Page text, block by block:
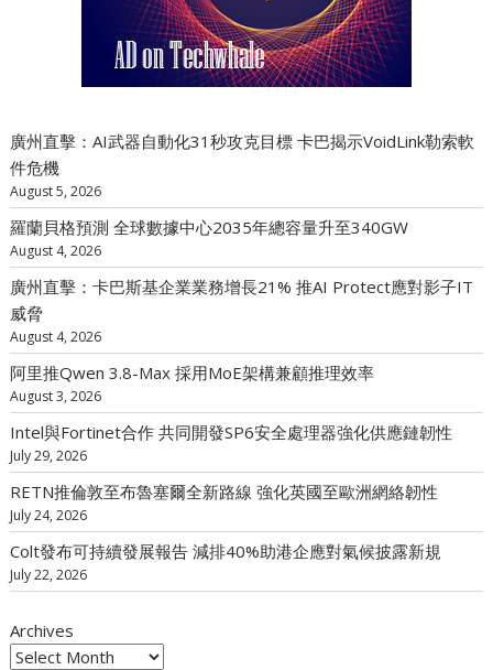
廣州直擊：AI武器自動化31秒攻克目標 卡巴揭示VoidLink勒索軟
件危機
August 5, 2026
羅蘭貝格預測 全球數據中心2035年總容量升至340GW
August 4, 2026
廣州直擊：卡巴斯基企業業務增長21% 推AI Protect應對影子IT
威脅
August 4, 2026
阿里推Qwen 3.8-Max 採用MoE架構兼顧推理效率
August 3, 2026
Intel與Fortinet合作 共同開發SP6安全處理器強化供應鏈韌性
July 29, 2026
RETN推倫敦至布魯塞爾全新路線 強化英國至歐洲網絡韌性
July 24, 2026
Colt發布可持續發展報告 減排40%助港企應對氣候披露新規
July 22, 2026
Archives